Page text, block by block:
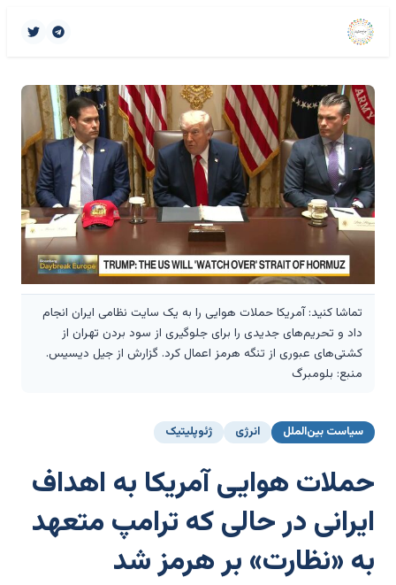
تماشا کنید: آمریکا حملات هوایی را به یک سایت نظامی ایران انجام
داد و تحریم‌های جدیدی را برای جلوگیری از سود بردن تهران از
کشتی‌های عبوری از تنگه هرمز اعمال کرد. گزارش از جیل دیسیس.
منبع: بلومبرگ
سیاست بین‌الملل انرژی ژئوپلیتیک
حملات هوایی آمریکا به اهداف
ایرانی در حالی که ترامپ متعهد
به «نظارت» بر هرمز شد